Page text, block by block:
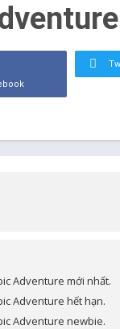
Adventure mới nhất.
Adventure hết hạn.
Adventure newbie.